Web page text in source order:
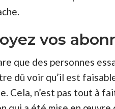
vos
que des personnes
dû voir qu’il est
Cela, n’est pas tout à